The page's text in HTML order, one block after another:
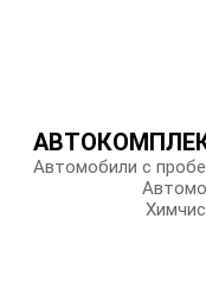
Автомобили с